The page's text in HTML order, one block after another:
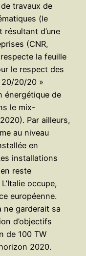
travaux de
(le
résultant d’une
(CNR,
respecte la feuille
le respect des
20/20/20 »
énergétique de
le mix-
Par ailleurs,
au niveau
en
installations
reste
occupe,
européenne.
ne garderait sa
d’objectifs
de 100 TW
2020.